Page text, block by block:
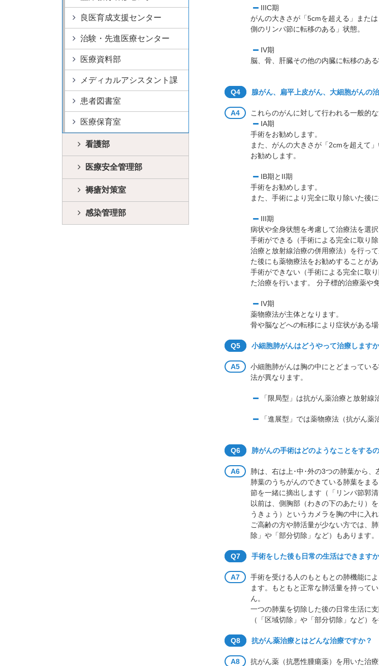
IIIC期
がんの大きさが「5cmを超える」また
側のリンパ節に転移のある」状態。
IV期
脳、骨、肝臓その他の内臓に転移のある
Q4 腺がん、扁平上皮がん、大細胞がんの
A4
これらのがんに対して行われる一般的
IA期
手術をお勧めします。
また、がんの大きさが「2cmを超えて
お勧めします。
IB期とII期
手術をお勧めします。
また、手術により完全に取り除いた後
III期
病状や全身状態を考慮して治療法を選択
手術ができる（手術による完全に取り
治療と放射線治療の併用療法）を行っ
た後にも薬物療法をお勧めすることがあ
手術ができない（手術による完全に取
た治療を行います。 分子標的治療薬や
IV期
薬物療法が主体となります。
骨や脳などへの転移により症状がある
Q5 小細胞肺がんはどうやって治療します
A5
小細胞肺がんは胸の中にとどまってい
法が異なります。
「限局型」は抗がん薬治療と放射線
「進展型」では薬物療法（抗がん
Q6 肺がんの手術はどのようなことをする
A6
肺は、右は上･中･外の3つの肺葉から
肺葉のうちがんのできている肺葉をま
節を一緒に摘出します（「リンパ節郭清
以前は、側胸部（わきの下のあたり）
うきょう）というカメラを胸の中に入
ご高齢の方や肺活量が少ない方では、
除」や「部分切除」など）もあります。
Q7 手術をした後も日常の生活はできます
A7
手術を受ける人のもともとの肺機能に
ます。もともと正常な肺活量を持って
ん。
一つの肺葉を切除した後の日常生活に
（「区域切除」や「部分切除」など）を
Q8 抗がん薬治療とはどんな治療ですか？
A8
抗がん薬（抗悪性腫瘍薬）を用いた治
良医育成支援センター
治験・先進医療センター
医療資料部
メディカルアシスタント課
患者図書室
医療保育室
看護部
医療安全管理部
褥瘡対策室
感染管理部